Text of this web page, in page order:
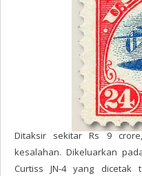
Ditaksir sekitar Rs 9
kesalahan. Dikeluarkan
Curtiss JN-4 yang dicetak